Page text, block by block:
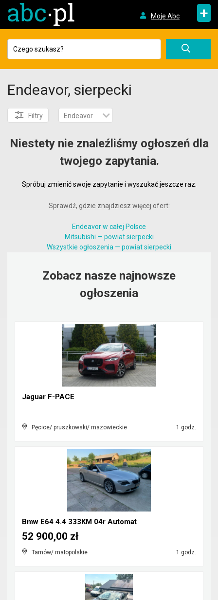
Moje Abc +
Endeavor, sierpecki
Filtry Endeavor
Niestety nie znaleźliśmy ogłoszeń dla
twojego zapytania.
Spróbuj zmienić swoje zapytanie i wyszukać jeszcze raz.
Sprawdź, gdzie znajdziesz więcej ofert:
Endeavor w całej Polsce
Mitsubishi — powiat sierpecki
Wszystkie ogłoszenia — powiat sierpecki
Zobacz nasze najnowsze
ogłoszenia
Jaguar F-PACE
Pęcice/ pruszkowski/ mazowieckie 1 godz.
Bmw E64 4.4 333KM 04r Automat
Tarnów/ małopolskie 1 godz.
52 900,00 zł